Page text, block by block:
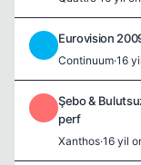
Eurovision
Continuum·16
Şebo &
perf
Xanthos·16 yil